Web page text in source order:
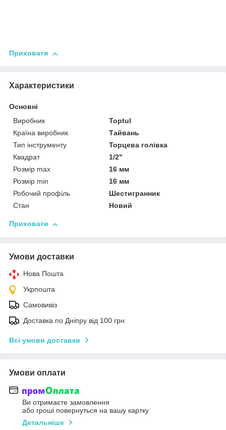
Приховати
Характеристики
Основні
Виробник
Toptul
Країна виробник
Тайвань
Тип інструменту
Торцева голівка
Квадрат
1/2"
Розмір max
16 мм
Розмір min
16 мм
Робочий профіль
Шестигранник
Стан
Новий
Приховати
Умови доставки
Нова Пошта
Укрпошта
Самовивіз
Доставка по Дніпру від 100 грн
Всі умови доставки
Умови оплати
Ви отримаєте замовлення
або гроші повернуться на вашу картку
Детальніше